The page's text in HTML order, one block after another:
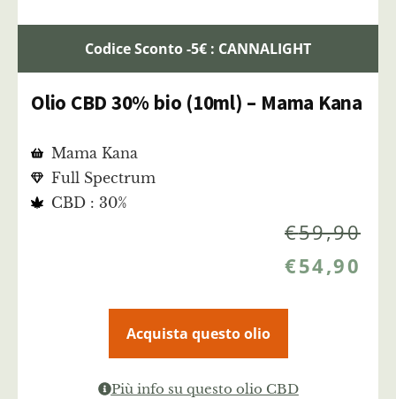
Codice Sconto -5€ : CANNALIGHT
Olio CBD 30% bio (10ml) – Mama Kana
Mama Kana
Full Spectrum
CBD : 30%
€59,90
€54,90
Acquista questo olio
Più info su questo olio CBD